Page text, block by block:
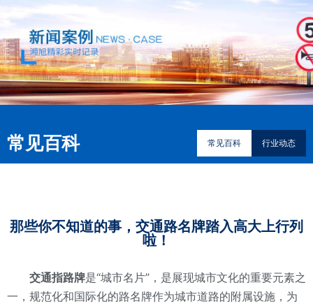
常见百科 常见百科 行业动态
那些你不知道的事，交通路名牌踏入高大上行列
啦！
交通指路牌是“城市名片”，是展现城市文化的重要元素之
一，规范化和国际化的路名牌作为城市道路的附属设施，为